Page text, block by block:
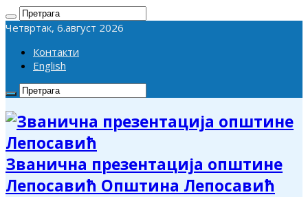
Четвртак, 6.август 2026
Контакти
English
Званична презентација општине
Лепосавић Општина Лепосавић